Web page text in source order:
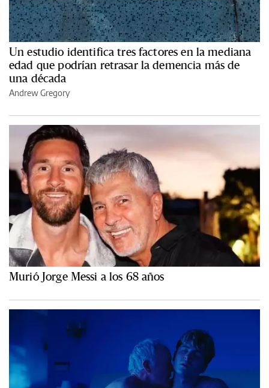
Un estudio identifica tres factores en la mediana
edad que podrían retrasar la demencia más de
una década
Andrew Gregory
Murió Jorge Messi a los 68 años